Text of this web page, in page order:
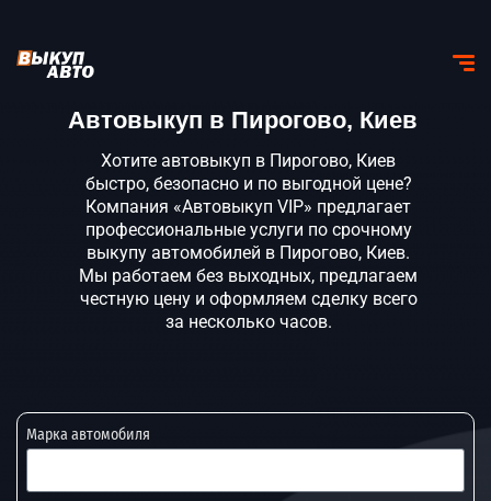
Автовыкуп в Пирогово, Киев
Хотите автовыкуп в Пирогово, Киев
быстро, безопасно и по выгодной цене?
Компания «Автовыкуп VIP» предлагает
профессиональные услуги по срочному
выкупу автомобилей в Пирогово, Киев.
Мы работаем без выходных, предлагаем
честную цену и оформляем сделку всего
за несколько часов.
Марка автомобиля